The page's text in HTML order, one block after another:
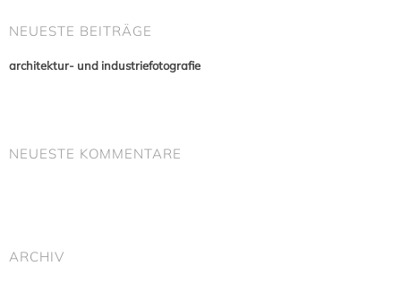
NEUESTE BEITRÄGE
architektur- und industriefotografie
NEUESTE KOMMENTARE
ARCHIV